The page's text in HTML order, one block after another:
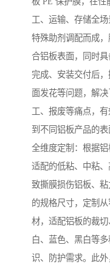
工、运输、存储全
特殊助剂调配而成
合铝板表面，同时
完成、安装交付后
面发花等问题，解
工、报废等痛点，
到不同铝板产品的
全维度定制：根据
适配的低粘、中粘
致撕膜损伤铝板、
的规格尺寸，定制
材，适配铝板的裁
白、蓝色、黑白等
识、防护需求。此